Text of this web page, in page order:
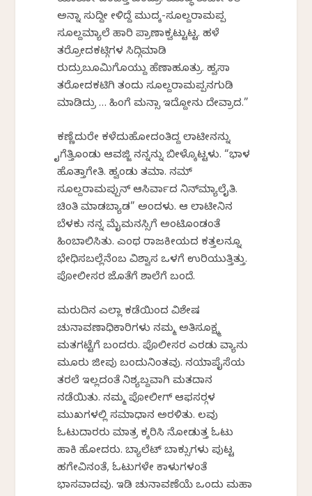
ಅನ್ನಾ ಸುದ್ದೀ ಕೇಳಿದ್ದೆ ಮುದ್ಕ-ಸೂಲ್ದರಾಮಪ್ಪ
ಸೂಲ್ದಮ್ಯಾಲೆ ಹಾರಿ ಪ್ರಾಣಾಕ್ವಟ್ಟುಟ್ಟ. ಹಳೆ
ತರ್ರೋದಕಟ್ಗಿಗಳ ಸಿದ್ಗಿಮಾಡಿ
ರುದ್ರುಬೂಮಿಗೊಯ್ದು ಹೆಣಾಹೂತ್ರು. ಹ್ವಸಾ
ತರೋದಕಟಿಗಿ ತಂದು ಸೂಲ್ದರಾಮಪ್ಪನಗುಡಿ
ಮಾಡಿದ್ರು … ಹಿಂಗೆ ಮನ್ಸಾ ಇದ್ದೋನು ದೇವ್ರಾದ.”
ಕಣ್ಣೆದುರೇ ಕಳೆದುಹೋದಂತಿದ್ದ ಲಾಟೀನನ್ನು
ಕೈಗೆತ್ತಿಕೊಂಡು ಆವಜ್ಜಿ ನನ್ನನ್ನು ಬೀಳ್ಕೊಟ್ಟಳು. “ಭಾಳ
ಹೊತ್ತಾಗೇತಿ. ಹ್ವಂಡು ತಮಾ. ನಮ್
ಸೂಲ್ದರಾಮಪ್ಪುನ್ ಆಸಿರ್ವಾದ ನಿನ್‍ಮ್ಯಾಲೈತಿ.
ಚಿಂತಿ ಮಾಡಬ್ಯಾಡ” ಅಂದಳು. ಆ ಲಾಟೀನಿನ
ಬೆಳಕು ನನ್ನ ಮೈಮನಸ್ಸಿಗೆ ಅಂಟಿಕೊಂಡಂತೆ
ಹಿಂಬಾಲಿಸಿತು. ಎಂಥ ರಾಜಕೀಯದ ಕತ್ತಲನ್ನೂ
ಭೇಧಿಸಬಲ್ಲೆನೆಂಬ ವಿಶ್ವಾಸ ಒಳಗೆ ಉರಿಯುತ್ತಿತ್ತು.
ಪೋಲೀಸರ ಜೊತೆಗೆ ಶಾಲೆಗೆ ಬಂದೆ.
ಮರುದಿನ ಎಲ್ಲಾ ಕಡೆಯಿಂದ ವಿಶೇಷ
ಚುನಾವಣಾಧಿಕಾರಿಗಳು ನಮ್ಮ ಅತಿಸೂಕ್ಷ್ಮ
ಮತಗಟ್ಟೆಗೆ ಬಂದರು. ಪೊಲೀಸರ ಎರಡು ವ್ಯಾನು
ಮೂರು ಜೀಪು ಬಂದುನಿಂತವು. ನಯಾಪೈಸೆಯ
ತರಲೆ ಇಲ್ಲದಂತೆ ನಿಶ್ಯಬ್ದವಾಗಿ ಮತದಾನ
ನಡೆಯಿತು. ನಮ್ಮ ಪೋಲೀಗ್ ಆಫಸರ್‍ಗಳ
ಮುಖಗಳಲ್ಲಿ ಸಮಾಧಾನ ಅರಳಿತು. ಕೆಲವು
ಓಟುದಾರರು ಮಾತ್ರ ಕೆಕ್ಕರಿಸಿ ನೋಡುತ್ತ ಓಟು
ಹಾಕಿ ಹೋದರು. ಬ್ಯಾಲೆಟ್ ಬಾಕ್ಸುಗಳು ಪುಟ್ಟ
ಹಗೇವಿನಂತೆ, ಓಟುಗಳೇ ಕಾಳುಗಳಂತೆ
ಭಾಸವಾದವು. ಇಡಿ ಚುನಾವಣೆಯೆ ಒಂದು ಮಹಾ